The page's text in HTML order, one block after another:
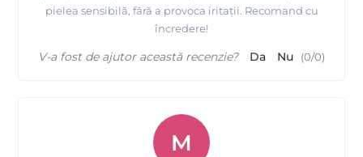
pielea sensibilă, fără a provoca iritații. Recomand cu
încredere!
V-a fost de ajutor această recenzie? Da Nu (0/0)
M